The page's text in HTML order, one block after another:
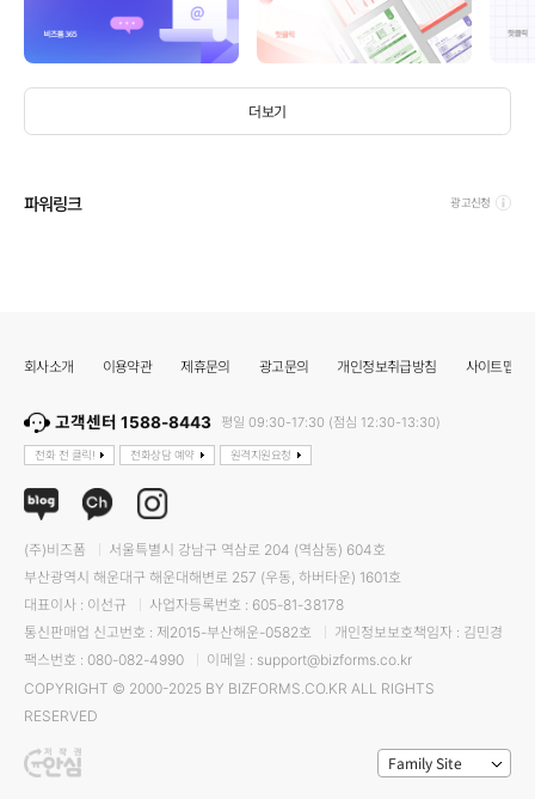
더보기
파워링크 광고신청
회사소개 이용약관 제휴문의 광고문의 개인정보취급방침 사이트맵
고객센터 1588-8443 평일 09:30-17:30 (점심 12:30-13:30)
전화 전 클릭! 전화상담 예약 원격지원요청
(주)비즈폼
서울특별시 강남구 역삼로 204 (역삼동) 604호
부산광역시 해운대구 해운대해변로 257 (우동, 하버타운) 1601호
대표이사 : 이선규
사업자등록번호 : 605-81-38178
통신판매업 신고번호 : 제2015-부산해운-0582호
개인정보보호책임자 : 김민경
팩스번호 : 080-082-4990
이메일 : support@bizforms.co.kr
COPYRIGHT © 2000-2025 BY BIZFORMS.CO.KR ALL RIGHTS
RESERVED
Family Site